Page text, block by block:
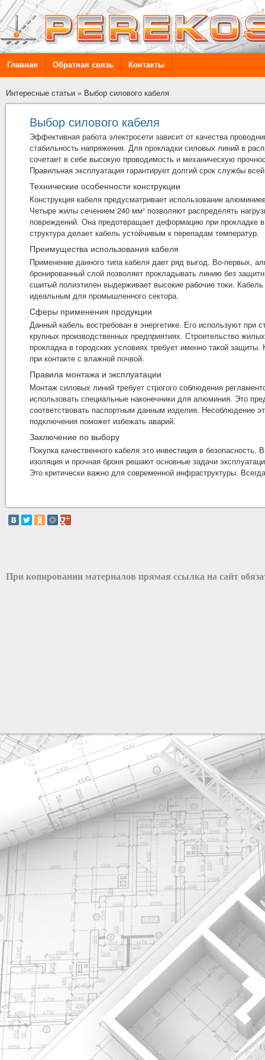
Главная Обратная связь Контакты
Интересные статьи » Выбор силового кабеля
Выбор силового кабеля
Эффективная работа электросети зависит от качества
стабильность напряжения. Для прокладки силовых линий в
сочетает в себе высокую проводимость и механическую
Правильная эксплуатация гарантирует долгий срок службы
Технические особенности конструкции
Конструкция кабеля предусматривает использование
Четыре жилы сечением 240 мм² позволяют распределять
повреждений. Она предотвращает деформацию при прокладке
структура делает кабель устойчивым к перепадам температур.
Преимущества использования кабеля
Применение данного типа кабеля дает ряд выгод. Во-первых,
бронированный слой позволяет прокладывать линию без
сшитый полиэтилен выдерживает высокие рабочие токи.
идеальным для промышленного сектора.
Сферы применения продукции
Данный кабель востребован в энергетике. Его используют при
крупных производственных предприятиях. Строительство
прокладка в городских условиях требует именно такой
при контакте с влажной почвой.
Правила монтажа и эксплуатации
Монтаж силовых линий требует строгого соблюдения
использовать специальные наконечники для алюминия. Это
соответствовать паспортным данным изделия. Несоблюдение
подключения поможет избежать аварий.
Заключение по выбору
Покупка качественного кабеля это инвестиция в
изоляция и прочная броня решают основные задачи
Это критически важно для современной инфраструктуры.
При копировании материалов прямая ссылка на сайт